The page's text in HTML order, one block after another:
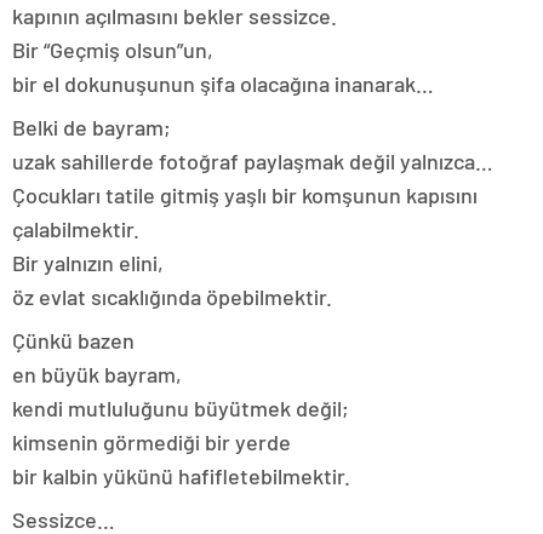
kapının açılmasını bekler sessizce.
Bir “Geçmiş olsun”un,
bir el dokunuşunun şifa olacağına inanarak…
Belki de bayram;
uzak sahillerde fotoğraf paylaşmak değil yalnızca…
Çocukları tatile gitmiş yaşlı bir komşunun kapısını
çalabilmektir.
Bir yalnızın elini,
öz evlat sıcaklığında öpebilmektir.
Çünkü bazen
en büyük bayram,
kendi mutluluğunu büyütmek değil;
kimsenin görmediği bir yerde
bir kalbin yükünü hafifletebilmektir.
Sessizce…